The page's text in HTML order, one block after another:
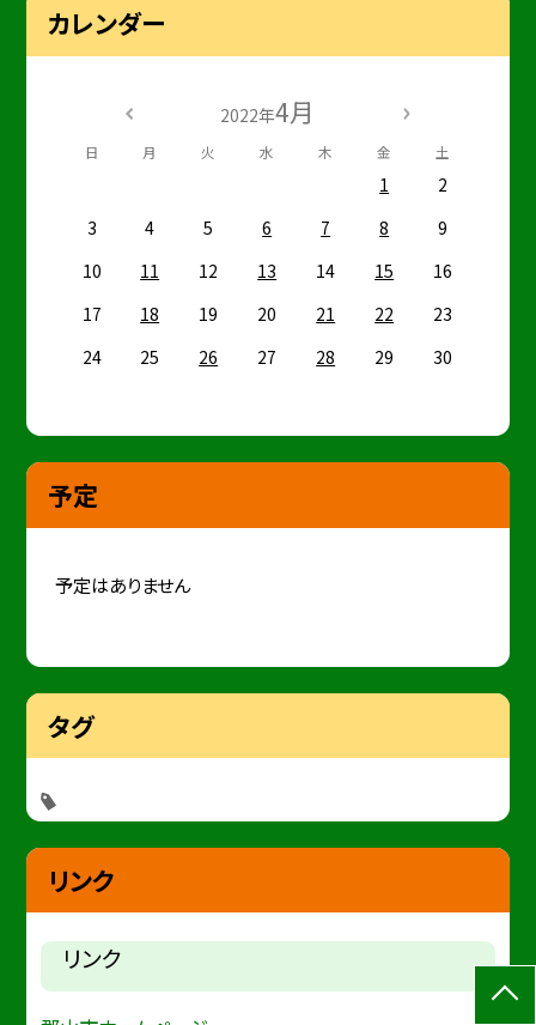
カレンダー
2022年4月
日 月 火 水 木 金 土
1
2
3
4 5 6 7 8
9
10
11 12 13 14 15
16
17
18 19 20 21 22
23
24
25 26 27 28 29 30
予定
予定はありません
タグ
リンク
リンク